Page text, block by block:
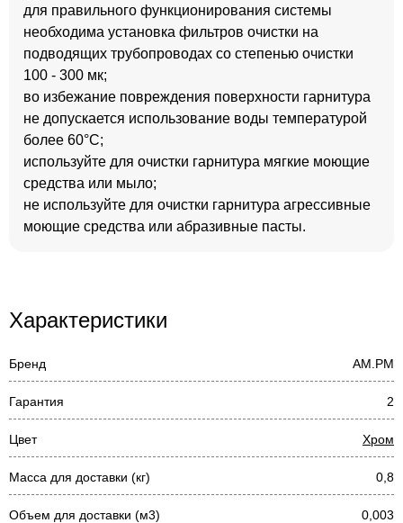
для правильного функционирования системы
необходима установка фильтров очистки на
подводящих трубопроводах со степенью очистки
100 - 300 мк;
во избежание повреждения поверхности гарнитура
не допускается использование воды температурой
более 60°C;
используйте для очистки гарнитура мягкие моющие
средства или мыло;
не используйте для очистки гарнитура агрессивные
моющие средства или абразивные пасты.
Характеристики
Бренд AM.PM
Гарантия 2
Цвет Хром
Масса для доставки (кг) 0,8
Объем для доставки (м3) 0,003